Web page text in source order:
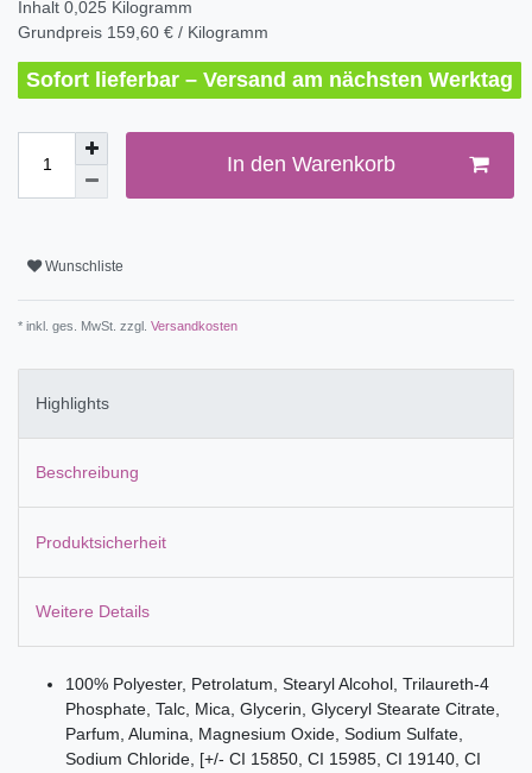
Inhalt 0,025 Kilogramm
Grundpreis 159,60 € / Kilogramm
Sofort lieferbar – Versand am nächsten Werktag
In den Warenkorb
Wunschliste
* inkl. ges. MwSt. zzgl. Versandkosten
Highlights
Beschreibung
Produktsicherheit
Weitere Details
100% Polyester, Petrolatum, Stearyl Alcohol, Trilaureth-4
Phosphate, Talc, Mica, Glycerin, Glyceryl Stearate Citrate,
Parfum, Alumina, Magnesium Oxide, Sodium Sulfate,
Sodium Chloride, [+/- CI 15850, CI 15985, CI 19140, CI